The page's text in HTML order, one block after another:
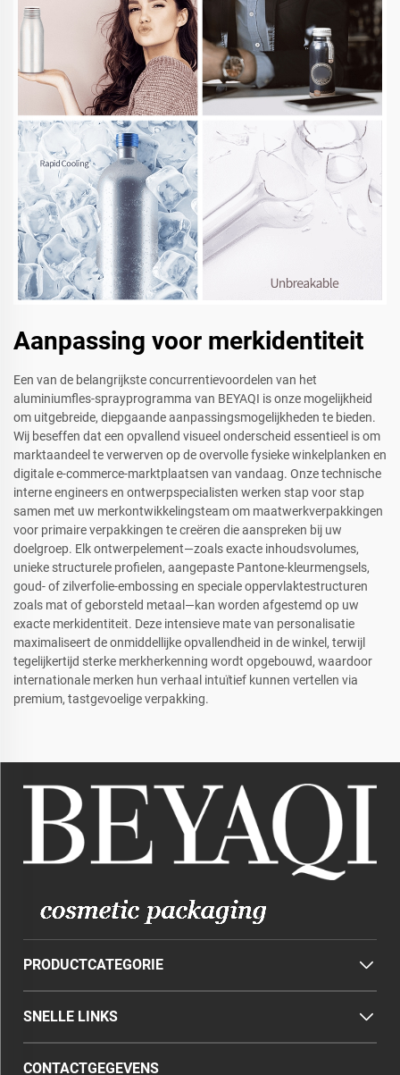
Aanpassing voor merkidentiteit
Een van de belangrijkste concurrentievoordelen van het
aluminiumfles-sprayprogramma van BEYAQI is onze mogelijkheid
om uitgebreide, diepgaande aanpassingsmogelijkheden te bieden.
Wij beseffen dat een opvallend visueel onderscheid essentieel is om
marktaandeel te verwerven op de overvolle fysieke winkelplanken en
digitale e-commerce-marktplaatsen van vandaag. Onze technische
interne engineers en ontwerpspecialisten werken stap voor stap
samen met uw merkontwikkelingsteam om maatwerkverpakkingen
voor primaire verpakkingen te creëren die aanspreken bij uw
doelgroep. Elk ontwerpelement—zoals exacte inhoudsvolumes,
unieke structurele profielen, aangepaste Pantone-kleurmengsels,
goud- of zilverfolie-embossing en speciale oppervlaktestructuren
zoals mat of geborsteld metaal—kan worden afgestemd op uw
exacte merkidentiteit. Deze intensieve mate van personalisatie
maximaliseert de onmiddellijke opvallendheid in de winkel, terwijl
tegelijkertijd sterke merkherkenning wordt opgebouwd, waardoor
internationale merken hun verhaal intuïtief kunnen vertellen via
premium, tastgevoelige verpakking.
PRODUCTCATEGORIE
SNELLE LINKS
CONTACTGEGEVENS